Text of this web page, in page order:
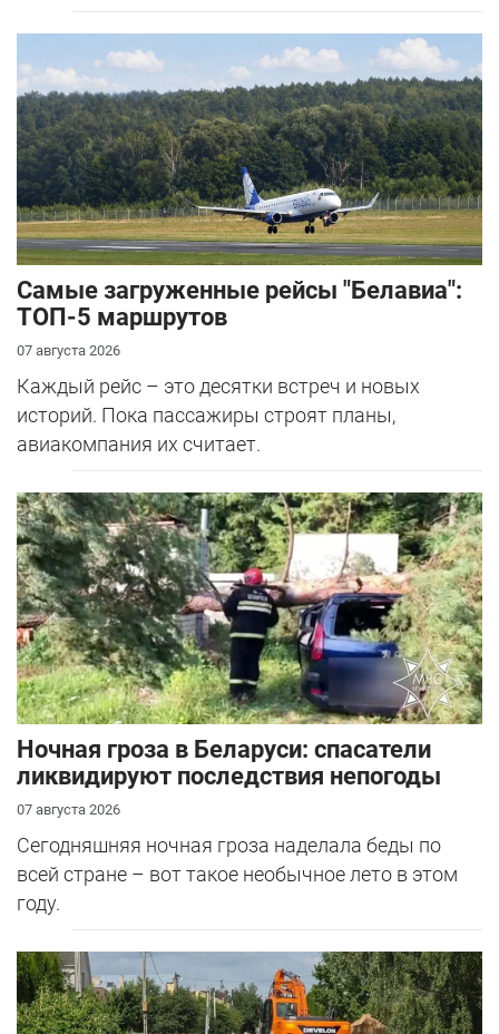
Самые загруженные рейсы "Белавиа":
ТОП-5 маршрутов
07 августа 2026
Каждый рейс – это десятки встреч и новых
историй. Пока пассажиры строят планы,
авиакомпания их считает.
Ночная гроза в Беларуси: спасатели
ликвидируют последствия непогоды
07 августа 2026
Сегодняшняя ночная гроза наделала беды по
всей стране – вот такое необычное лето в этом
году.